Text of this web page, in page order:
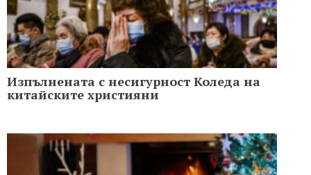
Изпълнената с несигурност Коледа на
китайските християни